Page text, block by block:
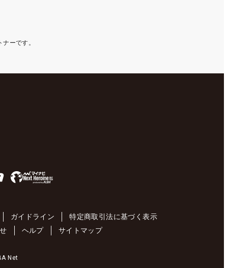
ーです。
ガイドライン
特定商取引法に基づく表示
ヘルプ サイトマップ
Net